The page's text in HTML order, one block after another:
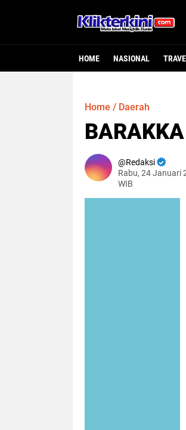
HOME NASIONAL
Home / Daerah
Redaksi
Rabu, 24 Januari
WIB